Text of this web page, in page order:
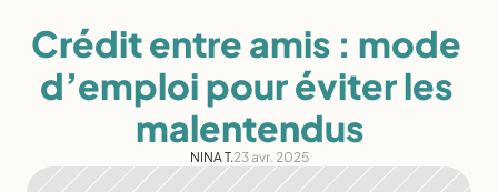
Notre solution
Mission
Crédit entre amis : mode
d’emploi pour éviter les
malentendus
NINA T.23 avr. 2025